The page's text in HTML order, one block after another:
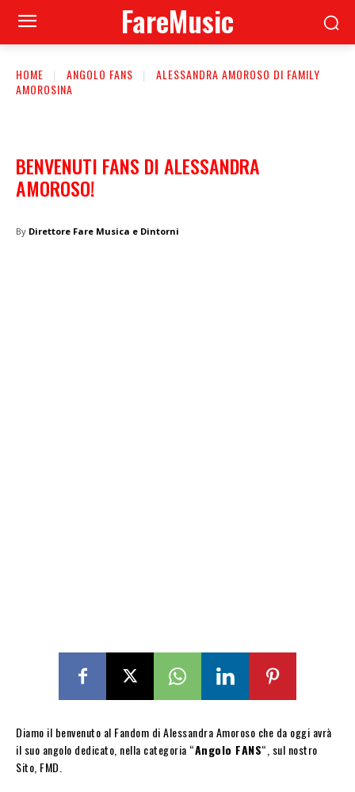
FareMusic
HOME ANGOLO FANS
ALESSANDRA AMOROSO DI FAMILY
AMOROSINA
BENVENUTI FANS DI ALESSANDRA
AMOROSO!
By Direttore Fare Musica e Dintorni
Diamo il benvenuto al Fandom di Alessandra Amoroso che da oggi avrà
il suo angolo dedicato, nella categoria “Angolo FANS“, sul nostro
Sito, FMD.